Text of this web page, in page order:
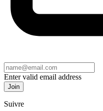
Enter valid email address
Join
Suivre